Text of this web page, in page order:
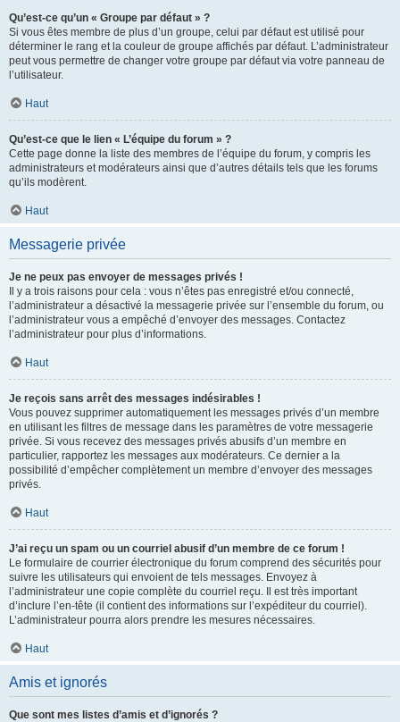
Qu’est-ce qu’un « Groupe par défaut » ?
Si vous êtes membre de plus d’un groupe, celui par défaut est utilisé pour
déterminer le rang et la couleur de groupe affichés par défaut. L’administrateur
peut vous permettre de changer votre groupe par défaut via votre panneau de
l’utilisateur.
Haut
Qu’est-ce que le lien « L’équipe du forum » ?
Cette page donne la liste des membres de l’équipe du forum, y compris les
administrateurs et modérateurs ainsi que d’autres détails tels que les forums
qu’ils modèrent.
Haut
Messagerie privée
Je ne peux pas envoyer de messages privés !
Il y a trois raisons pour cela : vous n’êtes pas enregistré et/ou connecté,
l’administrateur a désactivé la messagerie privée sur l’ensemble du forum, ou
l’administrateur vous a empêché d’envoyer des messages. Contactez
l’administrateur pour plus d’informations.
Haut
Je reçois sans arrêt des messages indésirables !
Vous pouvez supprimer automatiquement les messages privés d’un membre
en utilisant les filtres de message dans les paramètres de votre messagerie
privée. Si vous recevez des messages privés abusifs d’un membre en
particulier, rapportez les messages aux modérateurs. Ce dernier a la
possibilité d’empêcher complètement un membre d’envoyer des messages
privés.
Haut
J’ai reçu un spam ou un courriel abusif d’un membre de ce forum !
Le formulaire de courrier électronique du forum comprend des sécurités pour
suivre les utilisateurs qui envoient de tels messages. Envoyez à
l’administrateur une copie complète du courriel reçu. Il est très important
d’inclure l’en-tête (il contient des informations sur l’expéditeur du courriel).
L’administrateur pourra alors prendre les mesures nécessaires.
Haut
Amis et ignorés
Que sont mes listes d’amis et d’ignorés ?